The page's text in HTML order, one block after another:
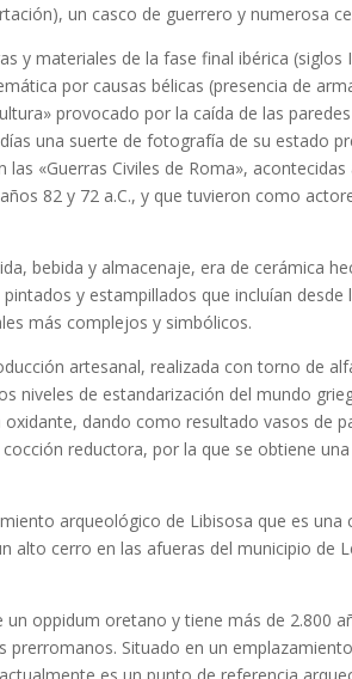
un casco de guerrero y numerosa
y materiales de la fase final ibérica (siglos
por causas bélicas (presencia de
provocado por la caída de las
una suerte de fotografía de su estado
«Guerras Civiles de Roma», acontecidas
82 y 72 a.C., y que tuvieron como
bebida y almacenaje, era de cerámica
y estampillados que incluían desde
más complejos y simbólicos.
artesanal, realizada con torno de
niveles de estandarización del mundo
dando como resultado vasos de
reductora, por la que se obtiene
arqueológico de Libisosa que es una
alto cerro en las afueras del municipio de
oppidum oretano y tiene más de 2.800
Situado en un